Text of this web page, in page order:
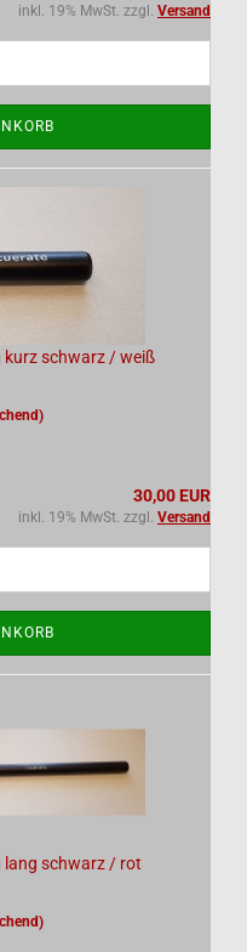
inkl. 19% MwSt. zzgl. Versand
kurz schwarz / weiß
30,00 EUR
inkl. 19% MwSt. zzgl. Versand
lang schwarz / rot